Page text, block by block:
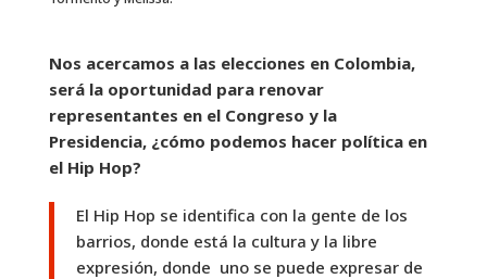
Nos acercamos a las elecciones en Colombia,
será la oportunidad para renovar
representantes en el Congreso y la
Presidencia, ¿cómo podemos hacer política en
el Hip Hop?
El Hip Hop se identifica con la gente de los
barrios, donde está la cultura y la libre
expresión, donde uno se puede expresar de